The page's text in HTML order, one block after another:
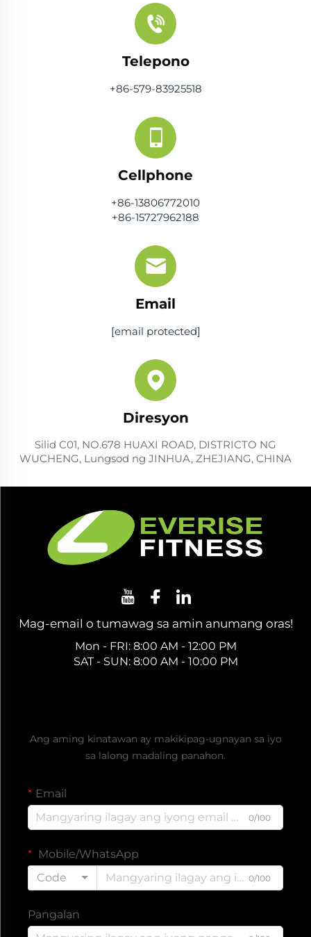
Telepono
+86-579-83925518
Cellphone
+86-13806772010
+86-15727962188
Email
[email protected]
Diresyon
Silid C01, NO.678 HUAXI ROAD, DISTRICTO NG
WUCHENG, Lungsod ng JINHUA, ZHEJIANG, CHINA
Mag-email o tumawag sa amin anumang oras!
Mon - FRI: 8:00 AM - 12:00 PM
SAT - SUN: 8:00 AM - 10:00 PM
Ang aming kinatawan ay makikipag-ugnayan sa iyo
sa lalong madaling panahon.
Email
0/100
Mobile/WhatsApp
Code
0/100
Pangalan